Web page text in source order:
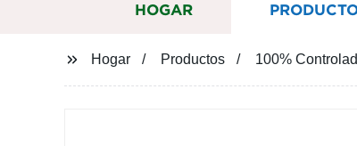
HOGAR
Hogar Productos 100%